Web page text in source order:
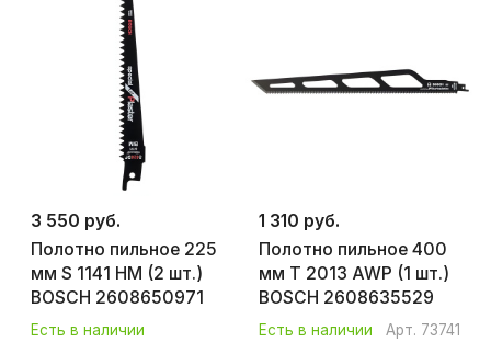
3 550 руб.
Полотно пильное 225
мм S 1141 HM (2 шт.)
BOSCH 2608650971
Есть в наличии
1 310 руб.
Полотно пильное 400
мм T 2013 AWP (1 шт.)
BOSCH 2608635529
Есть в наличии Арт. 73741